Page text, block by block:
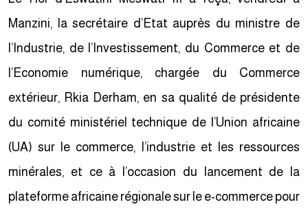
Manzini, la secrétaire d’Etat auprès du ministre de
l’Industrie, de l’Investissement, du Commerce et de
l’Economie numérique, chargée du Commerce
extérieur, Rkia Derham, en sa qualité de présidente
du comité ministériel technique de l’Union africaine
(UA) sur le commerce, l’industrie et les ressources
minérales, et ce à l’occasion du lancement de la
plateforme africaine régionale sur le e-commerce pour